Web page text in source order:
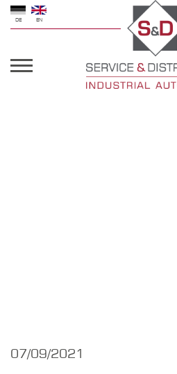
DE EN
07/09/2021